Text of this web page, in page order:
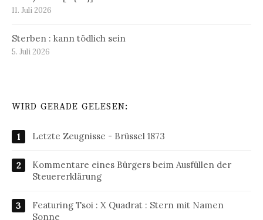
11. Juli 2026
Sterben : kann tödlich sein
5. Juli 2026
WIRD GERADE GELESEN:
Letzte Zeugnisse - Brüssel 1873
Kommentare eines Bürgers beim Ausfüllen der
Steuererklärung
Featuring Tsoi : X Quadrat : Stern mit Namen
Sonne